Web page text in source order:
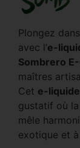
Plongez
avec l’e-
Sombrero
maîtres
Cet e-liquide
gustatif où la
mêle
exotique et à